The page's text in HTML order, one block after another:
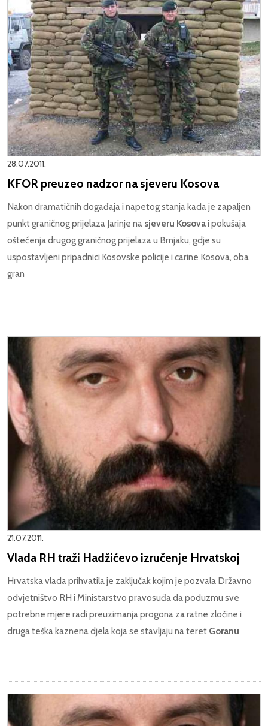
28.07.2011.
KFOR preuzeo nadzor na sjeveru Kosova
Nakon dramatičnih događaja i napetog stanja kada je zapaljen
punkt graničnog prijelaza Jarinje na sjeveru Kosovai pokušaja
oštećenja drugog graničnog prijelaza u Brnjaku, gdje su
uspostavljeni pripadnici Kosovske policije i carine Kosova, oba
gran
21.07.2011.
Vlada RH traži Hadžićevo izručenje Hrvatskoj
Hrvatska vlada prihvatila je zaključak kojim je pozvala Državno
odvjetništvo RH i Ministarstvo pravosuđa da poduzmu sve
potrebne mjere radi preuzimanja progona za ratne zločine i
druga teška kaznena djela koja se stavljaju na teret Goranu